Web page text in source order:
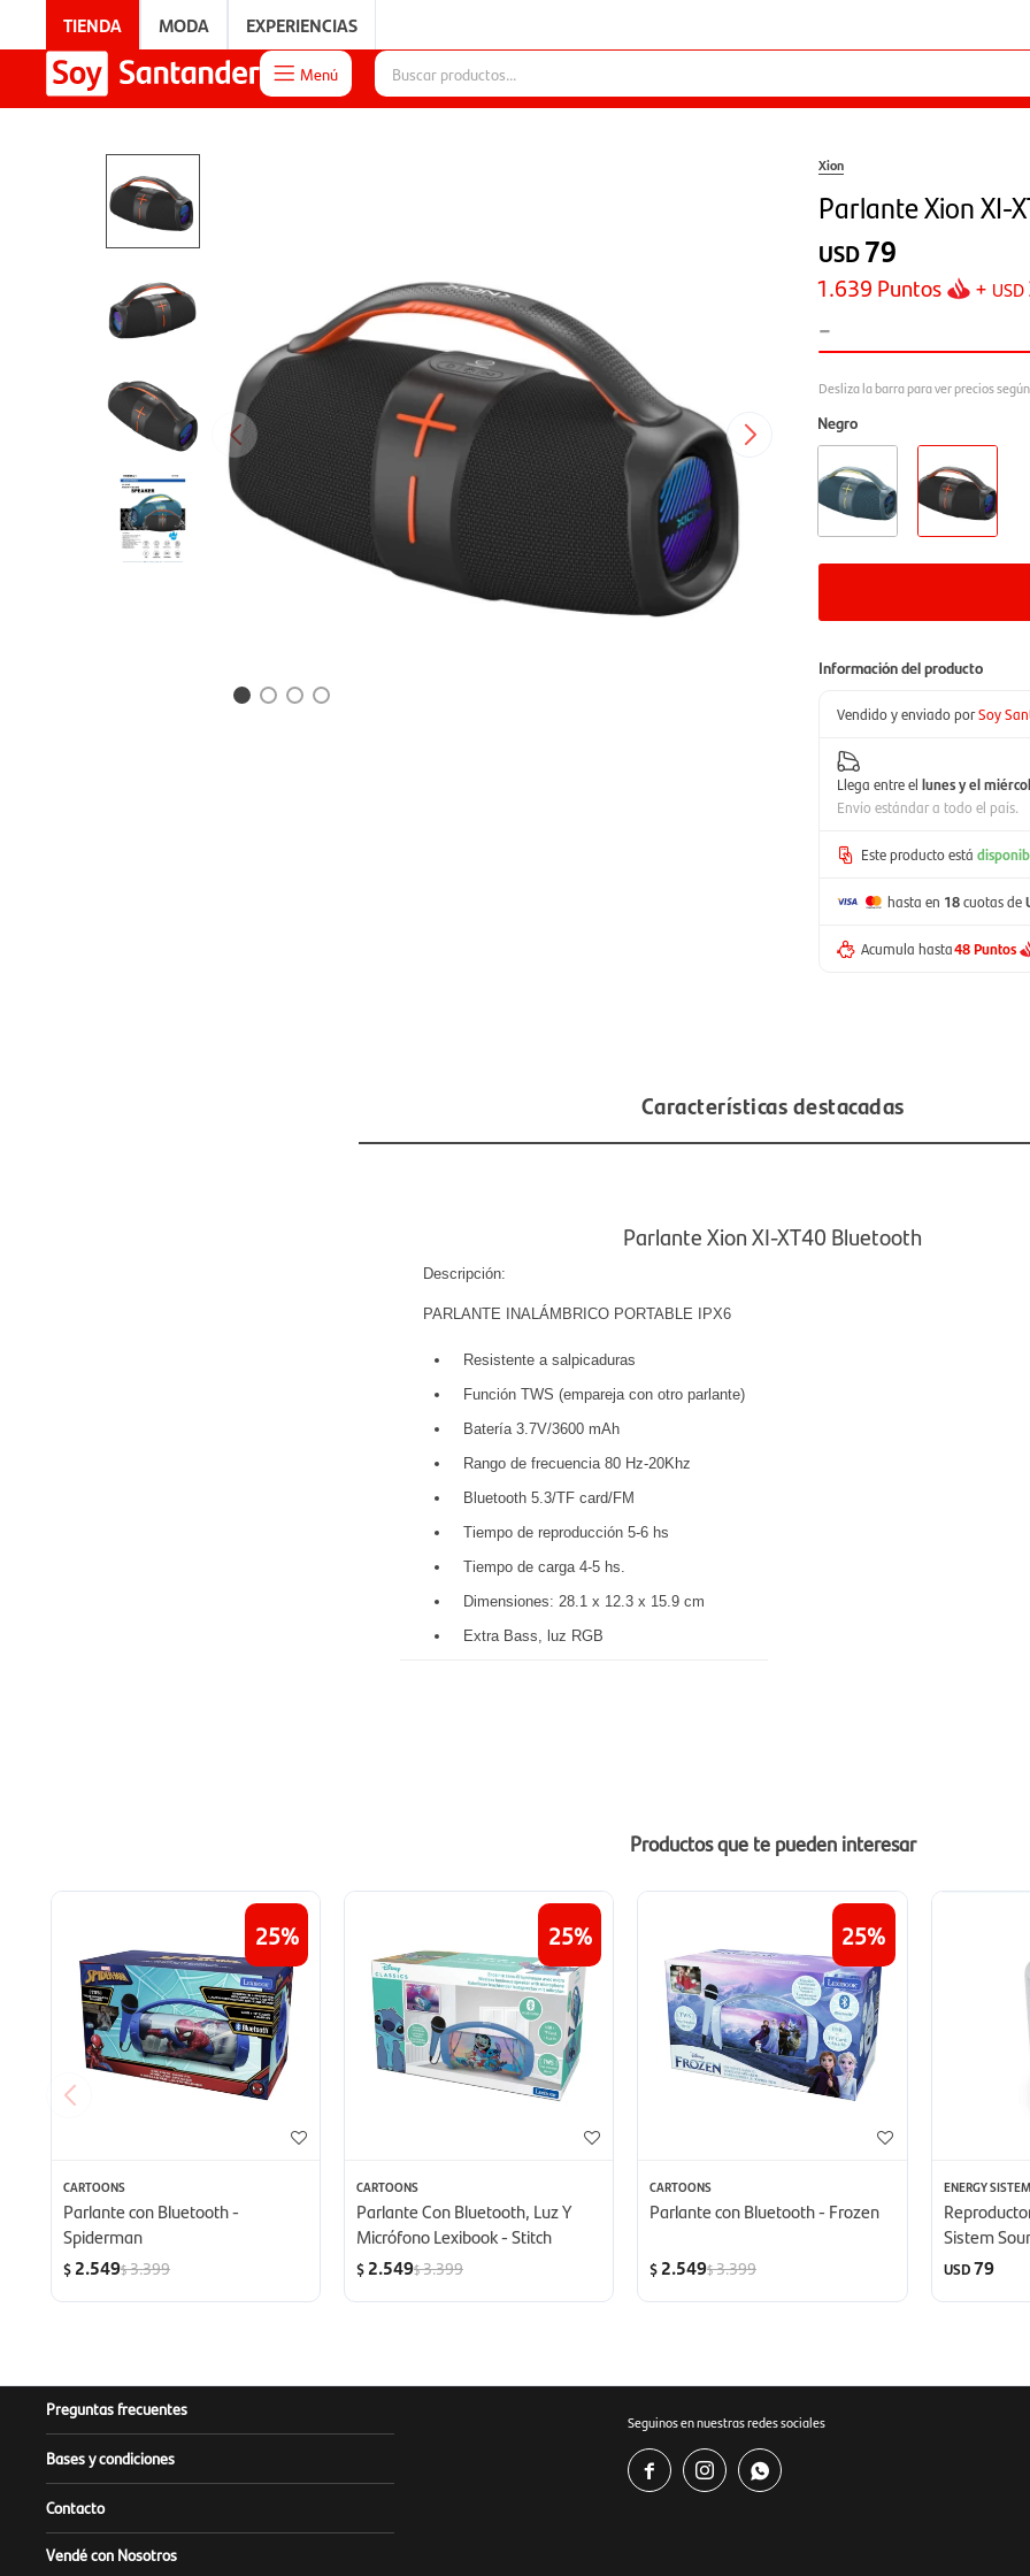
TIENDA MODA EXPERIENCIAS
 Menú
Xion
Parlante Xion XI-
USD79
1.639 Puntos + USD
-
Negro
Información del producto
Vendido y enviado porSoy
Llega entre el lunes y el
Envío estándar a todo el país.
Este producto está
hasta en 18cuotas de
Acumula hasta48 Puntos
Características destacadas
Parlante Xion XI-XT40 Bluetooth
Descripción:
PARLANTE INALÁMBRICO PORTABLE IPX6
Resistente a salpicaduras
Función TWS (empareja con otro parlante)
Batería 3.7V/3600 mAh
Rango de frecuencia 80 Hz-20Khz
Bluetooth 5.3/TF card/FM
Tiempo de reproducción 5-6 hs
Tiempo de carga 4-5 hs.
Dimensiones: 28.1 x 12.3 x 15.9 cm
Extra Bass, luz RGB
Productos que te pueden interesar
25
CARTOONS
Parlante con Bluetooth -
Spiderman
$2.549$3.399
25
CARTOONS
Parlante Con Bluetooth, Luz Y
Micrófono Lexibook - Stitch
$2.549$3.399
25
CARTOONS
Parlante con Bluetooth - Frozen
$2.549$3.399
ENERGY SISTEM
Sistem
USD79
Preguntas frecuentes
Bases y condiciones
Contacto
Vendé con Nosotros
Seguinos en nuestras redes sociales
  